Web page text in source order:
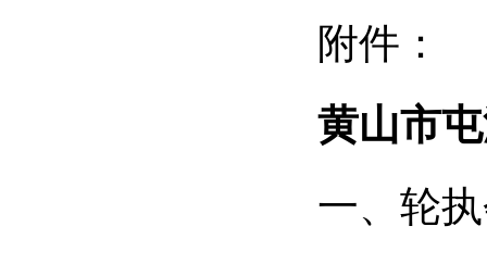
附件：
黄山市
一、轮